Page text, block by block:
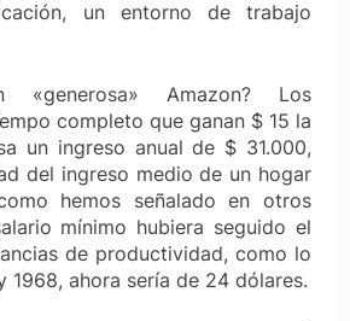
un entorno de trabajo
Amazon? Los
completo que ganan $ 15 la
un ingreso anual de $ 31.000,
del ingreso medio de un hogar
hemos señalado en otros
mínimo hubiera seguido el
de productividad, como lo
1968, ahora sería de 24 dólares.